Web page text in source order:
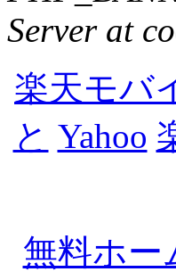
Server at
楽天モバ
と Yahoo
無料ホー